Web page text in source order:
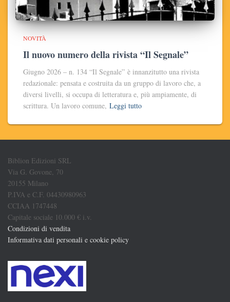
NOVITÀ
Il nuovo numero della rivista “Il Segnale”
Giugno 2026 – n. 134 “Il Segnale” è innanzitutto una rivista
redazionale: pensata e costruita da un gruppo di lavoro che, a
diversi livelli, si occupa di letteratura e, più ampiamente, di
scrittura. Un lavoro comune, Leggi tutto
Biblion Edizioni SRL
Via G. Govone, 70
20155 Milano
P.IVA e C.F. 04430980963
CCIAA 1747448
Capitale sociale 10.000 € i.v.
Condizioni di vendita
Informativa dati personali e cookie policy